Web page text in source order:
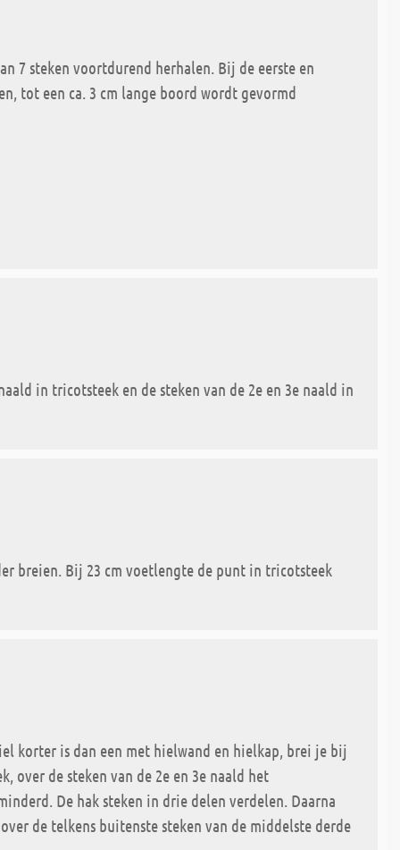
7 steken voortdurend herhalen. Bij de eerste en
tot een ca. 3 cm lange boord wordt gevormd
in tricotsteek en de steken van de 2e en 3e naald in
breien. Bij 23 cm voetlengte de punt in tricotsteek
korter is dan een met hielwand en hielkap, brei je bij
over de steken van de 2e en 3e naald het
De hak steken in drie delen verdelen. Daarna
de telkens buitenste steken van de middelste derde